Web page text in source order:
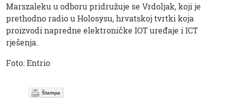
Marszaleku u odboru pridružuje se Vrdoljak, koji je
prethodno radio u Holosysu, hrvatskoj tvrtki koja
proizvodi napredne elektroničke IOT uređaje i ICT
rješenja.
Foto: Entrio
Štampa